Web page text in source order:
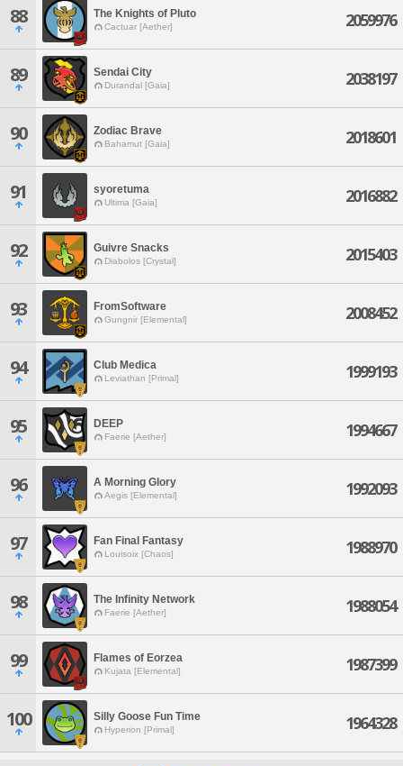
88 The Knights of Pluto
Cactuar [Aether] 2059976
89 Sendai City
Durandal [Gaia] 2038197
90 Zodiac Brave
Bahamut [Gaia] 2018601
91 syoretuma
Ultima [Gaia] 2016882
92 Guivre Snacks
Diabolos [Crystal] 2015403
93 FromSoftware
Gungnir [Elemental] 2008452
94 Club Medica
Leviathan [Primal] 1999193
95 DEEP
Faerie [Aether] 1994667
96 A Morning Glory
Aegis [Elemental] 1992093
97 Fan Final Fantasy
Louisoix [Chaos] 1988970
98 The Infinity Network
Faerie [Aether] 1988054
99 Flames of Eorzea
Kujata [Elemental] 1987399
100 Silly Goose Fun Time
Hyperion [Primal] 1964328